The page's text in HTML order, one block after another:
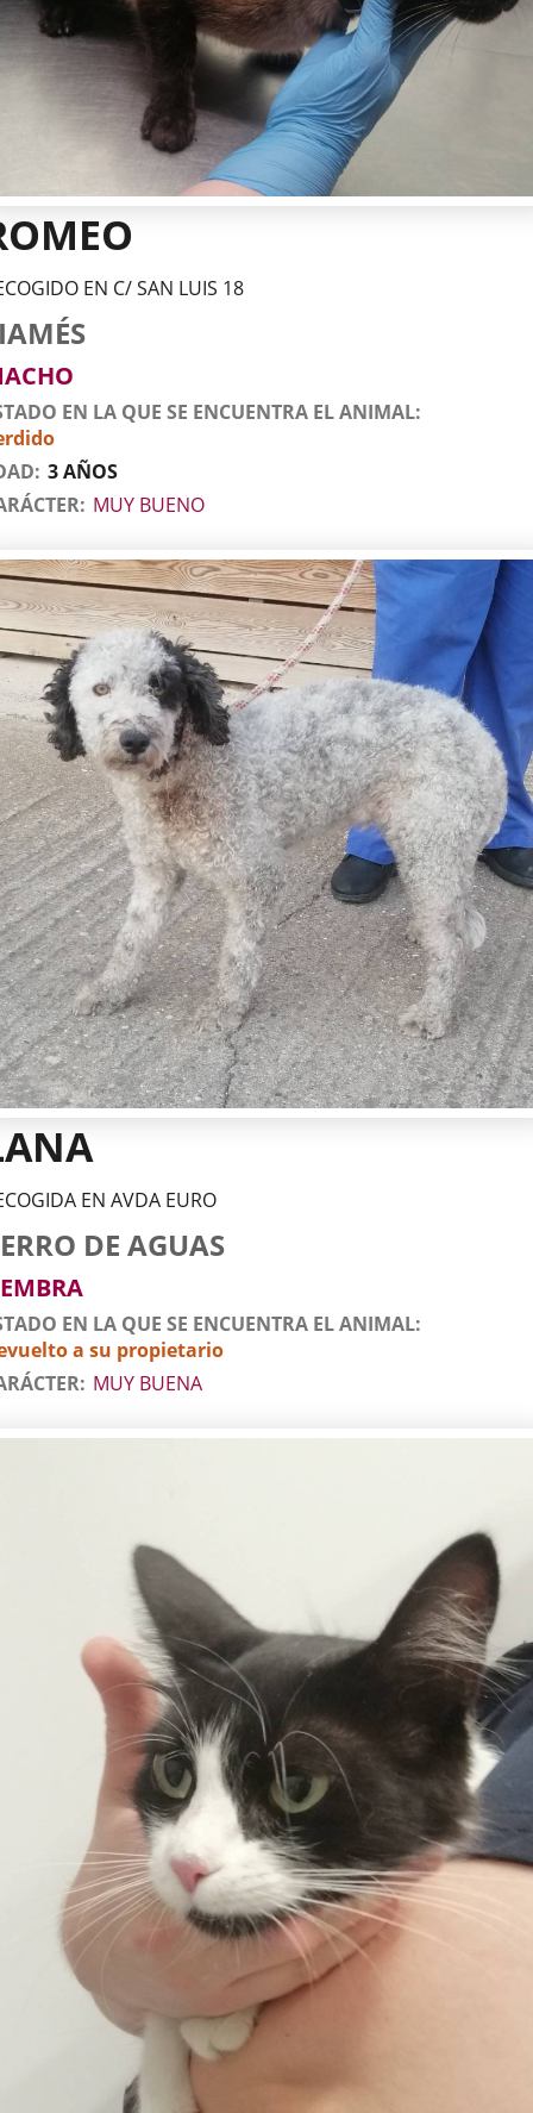
EN C/ SAN LUIS 18
EN LA QUE SE ENCUENTRA EL ANIMAL
3 AÑOS
MUY BUENO
EN AVDA EURO
DE AGUAS
EN LA QUE SE ENCUENTRA EL ANIMAL
a su propietario
MUY BUENA